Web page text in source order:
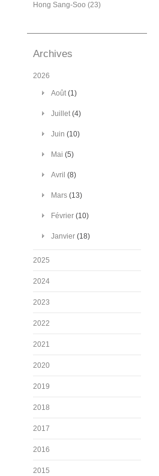
Hong Sang-Soo (23)
Archives
2026
Août(1)
Juillet(4)
Juin (10)
Mai (5)
Avril (8)
Mars (13)
Février (10)
Janvier (18)
2025
2024
2023
2022
2021
2020
2019
2018
2017
2016
2015